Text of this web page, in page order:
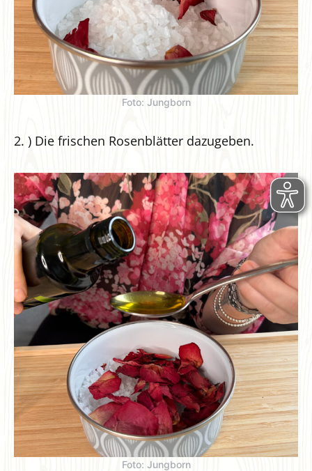
Foto: Jungborn
2. ) Die frischen Rosenblätter dazugeben.
Foto: Jungborn